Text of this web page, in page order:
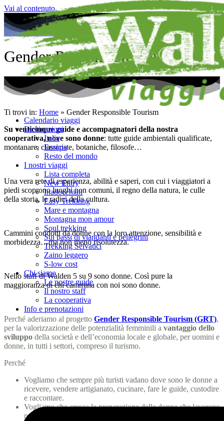
Vai al contenuto
Calendario viaggi
Destinazioni
Italia
Europa
Resto del mondo
I nostri viaggi
Lista completa
New Entry
Inadocchiati
Easy Trekking
Mare e montagna
Montagna mon amour
Soul trekking
Sui passi di viandanti e pellegrini
Trekking Selvatici
Zaino leggero
S-low cost
Chi siamo
Le nostre guide
Il nostro staff
La cooperativa
Info e prenotazioni
Gender Responsible Tourism
Ti trovi in: Home » Gender Responsible Tourism
Su venticinque guide e accompagnatori della nostra
cooperativa, nove sono donne: tutte guide ambientali qualificate,
montanare, classiciste, botaniche, filosofe…
Una vera rete di esperienza, abilità e saperi, con cui i viaggiatori a
piedi scoprono luoghi non comuni, il regno della natura, le culle
della storia, le radici della cultura.
Cammini condotti da donne con la loro attenzione, sensibilità e
morbidezza…ma non meno risolutezza.
Nello staff di Walden 5 su 9 sono donne. Così pure la
maggioranza di chi cammina con noi sono donne.
Perché aderiamo al progetto Gender Responsible Tourism (GRT),
per la valorizzazione delle potenzialità femminili a vantaggio dello
sviluppo della società e dell’economia locale e globale, per uomini e
donne, in tutti i settori, compreso il turismo.
Perché
Vogliamo che sempre più turisti vadano dove sono le donne a
ricevere, vendere artigianato, cucinare, fare le guide, custodire
e raccontare.
Vogliamo che cresca la preparazione delle donne che lavorano
nel settore.